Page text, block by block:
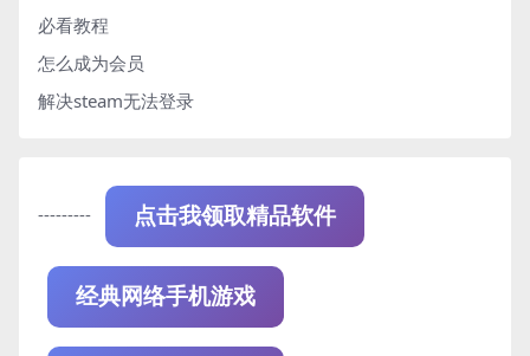
必看教程
怎么成为会员
解决steam无法登录
--------- 点击我领取精品软件
经典网络手机游戏